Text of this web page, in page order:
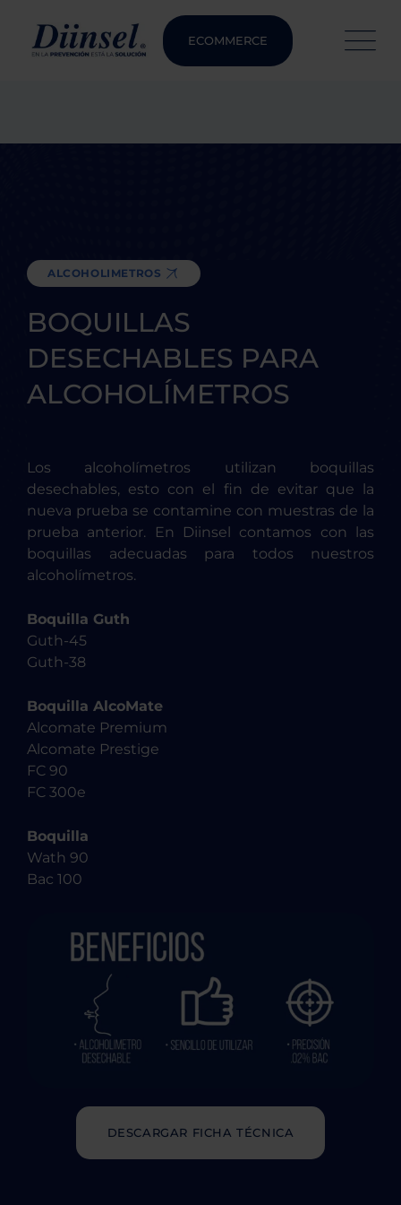
ECOMMERCE
ALCOHOLIMETROS
BOQUILLAS
DESECHABLES PARA
ALCOHOLÍMETROS
Los alcoholímetros utilizan boquillas
desechables, esto con el fin de evitar que la
nueva prueba se contamine con muestras de la
prueba anterior. En Diinsel contamos con las
boquillas adecuadas para todos nuestros
alcoholímetros.
Boquilla Guth
Guth-45
Guth-38
Boquilla AlcoMate
Alcomate Premium
Alcomate Prestige
FC 90
FC 300e
Boquilla
Wath 90
Bac 100
DESCARGAR FICHA TÉCNICA